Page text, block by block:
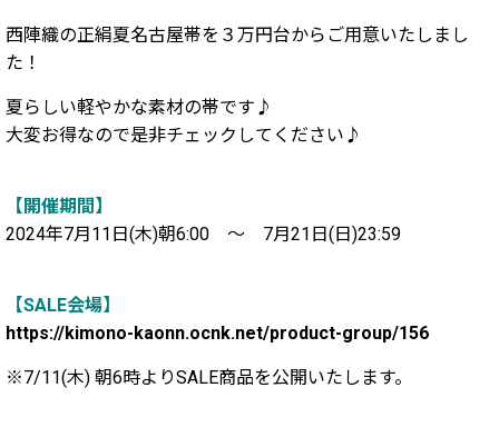
西陣織の正絹夏名古屋帯を３万円台からご用意いたしまし
た！
夏らしい軽やかな素材の帯です♪
大変お得なので是非チェックしてください♪
【開催期間】
2024年7月11日(木)朝6:00 ～ 7月21日(日)23:59
【SALE会場】
https://kimono-kaonn.ocnk.net/product-group/156
※7/11(木) 朝6時よりSALE商品を公開いたします。